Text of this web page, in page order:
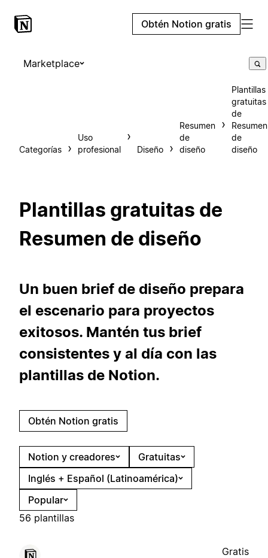
Obtén Notion gratis
Marketplace
Categorías
Uso
profesional
Diseño
Resumen
de
diseño
Plantillas
gratuitas
de
Resumen
de
diseño
Plantillas gratuitas de
Resumen de diseño
Un buen brief de diseño prepara
el escenario para proyectos
exitosos. Mantén tus brief
consistentes y al día con las
plantillas de Notion.
Obtén Notion gratis
Notion y creadores
Gratuitas
Inglés + Español (Latinoamérica)
Popular
56 plantillas
Gratis